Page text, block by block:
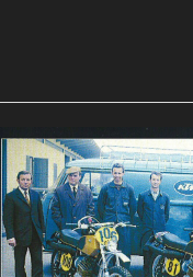
KTM
L’histoire
de
la